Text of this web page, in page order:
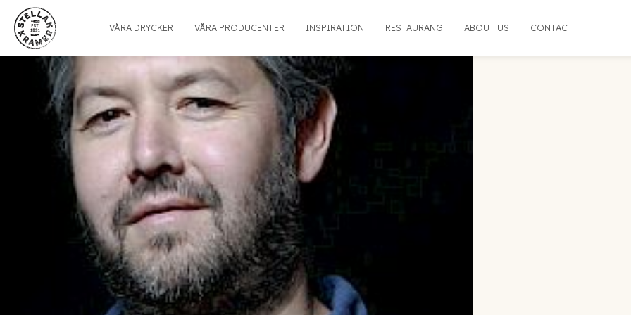
VÅRA DRYCKER VÅRA PRODUCENTER INSPIRATION RESTAURANG ABOUT US CONTACT